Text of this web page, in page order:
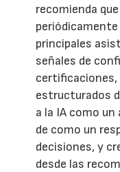
recomienda
principales
señales de
estructurados
a la IA como
de como un
decisiones, y
desde las